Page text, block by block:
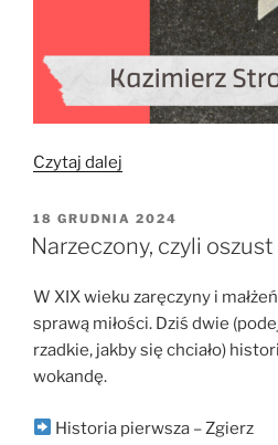
Czytaj dalej
OPUBLIKOWANE
W
18 GRUDNIA 2024
Narzeczony, czyli oszust
W XIX wieku zaręczyny i
sprawą miłości. Dziś dwie
rzadkie, jakby się chciało)
wokandę.
Historia pierwsza – Zgierz